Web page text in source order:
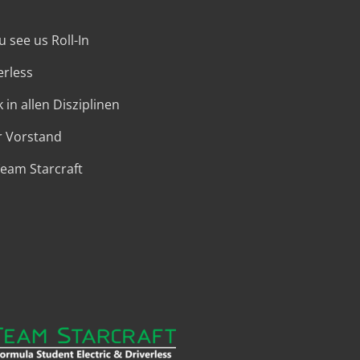
see us Roll-In
in allen Disziplinen
Vorstand
Starcraft